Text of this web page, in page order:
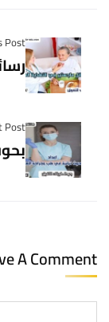
Post
Post
A Comment